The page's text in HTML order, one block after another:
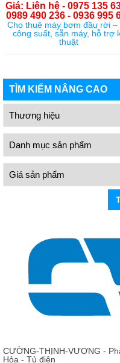
Giá: Liên hệ - 0975 135
0989 490 236 - 0936 995
Cho thuê máy bơm đầu rời –
công suất, sẵn máy, hỗ trợ
thuật
TÌM KIẾM NÂNG CAO
CƯỜNG-THỊNH-VƯƠNG -
Hỏa - Tủ điện